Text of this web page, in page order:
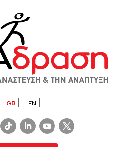
GR EN